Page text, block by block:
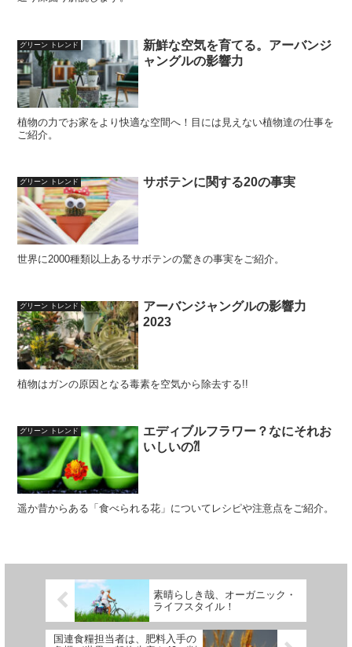
グリーン トレンド
新鮮な空気を育てる。アーバンジ
ャングルの影響力
植物の力でお家をより快適な空間へ！目には見えない植物達の仕事を
ご紹介。
グリーン トレンド サボテンに関する20の事実
世界に2000種類以上あるサボテンの驚きの事実をご紹介。
グリーン トレンド
アーバンジャングルの影響力
2023
植物はガンの原因となる毒素を空気から除去する!!
グリーン トレンド
エディブルフラワー？なにそれお
いしいの⁈
遥か昔からある「食べられる花」についてレシピや注意点をご紹介。
素晴らしき哉、オーガニック・
ライフスタイル！
国連食糧担当者は、肥料入手の